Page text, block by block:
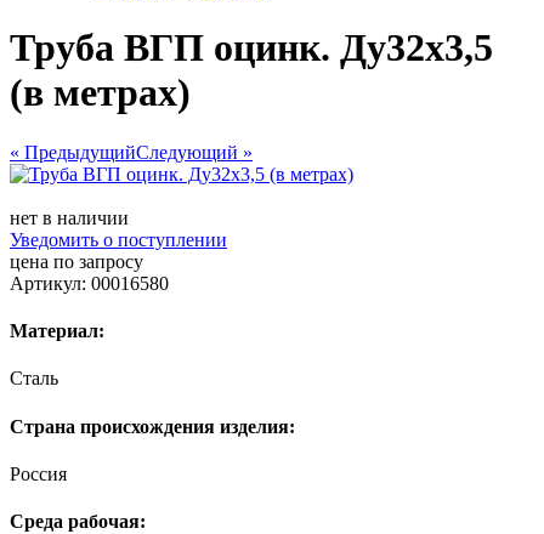
Труба ВГП оцинк. Ду32х3,5
(в метрах)
« ПредыдущийСледующий »
нет в наличии
Уведомить о поступлении
цена по запросу
Артикул: 00016580
Материал:
Сталь
Страна происхождения изделия:
Россия
Среда рабочая: